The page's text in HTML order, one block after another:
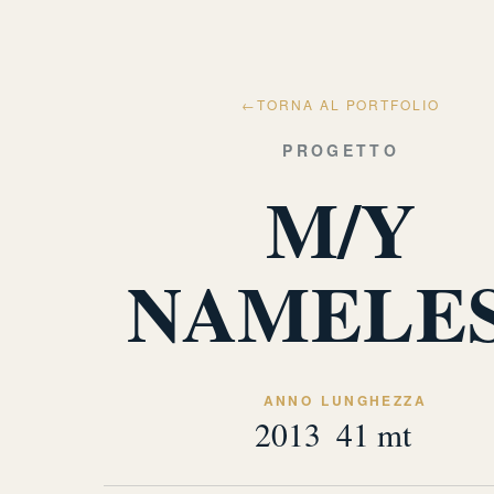
←TORNA AL PORTFOLIO
PROGETTO
M/Y
ANNO
2013
LUNGHEZZA
41 mt